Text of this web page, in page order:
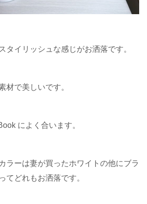
タイリッシュな感じがお洒落です。
材で美しいです。
によく合います。
ラーは妻が買ったホワイトの他にブラ
てどれもお洒落です。